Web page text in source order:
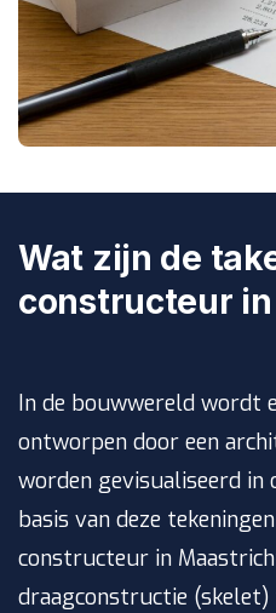
Wat zijn de
constructeur
In de bouwwereld wordt
ontworpen door een
worden gevisualiseerd in
basis van deze
constructeur in
draagconstructie